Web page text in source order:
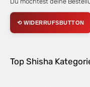
⟲ WIDERRUFSBUTTON
Top Shisha